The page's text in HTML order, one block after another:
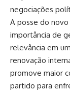
negociações
A posse do
importância de
relevância em
renovação
promove maior
partido para